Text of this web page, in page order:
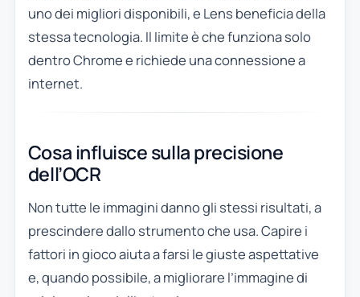
uno dei migliori disponibili, e Lens beneficia della
stessa tecnologia. Il limite è che funziona solo
dentro Chrome e richiede una connessione a
internet.
Cosa influisce sulla precisione
dell’OCR
Non tutte le immagini danno gli stessi risultati, a
prescindere dallo strumento che usa. Capire i
fattori in gioco aiuta a farsi le giuste aspettative
e, quando possibile, a migliorare l’immagine di